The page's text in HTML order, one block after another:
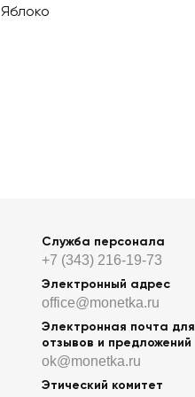
Яблоко
Служба персонала
+7 (343) 216-19-73
Электронный адрес
office@monetka.ru
Электронная почта для
отзывов и предложений
ok@monetka.ru
Этический комитет